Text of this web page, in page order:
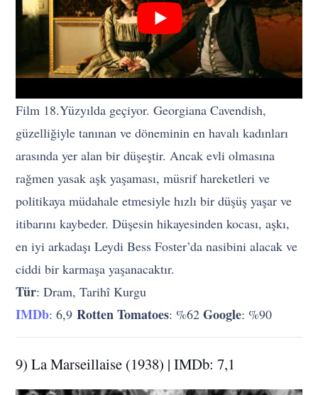
Film 18.Yüzyılda geçiyor. Georgiana Cavendish,
güzelliğiyle tanınan ve döneminin en havalı kadınları
arasında yer alan bir düşeştir. Ancak evli olmasına
rağmen yasak aşk yaşaması, müsrif hareketleri ve
politikaya müdahale etmesiyle hızlı bir düşüş yaşar ve
itibarını kaybeder. Düşesin hikayesinden kocası, aşkı,
en iyi arkadaşı Leydi Bess Foster’da nasibini alacak ve
ciddi bir karmaşa yaşanacaktır.
Tür: Dram, Tarihî Kurgu
IMDb: 6,9Rotten Tomatoes: %62Google: %90
9) La Marseillaise (1938) | IMDb: 7,1